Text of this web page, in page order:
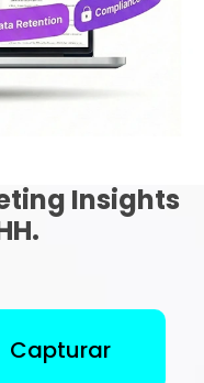
Insights
Capturar